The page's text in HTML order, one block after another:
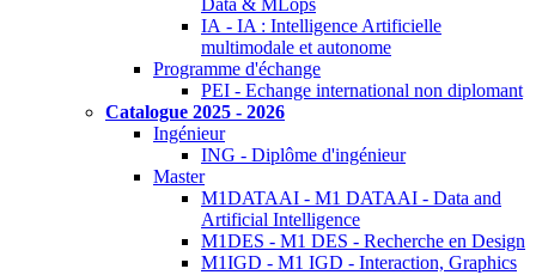
Data & MLops
IA - IA : Intelligence Artificielle
multimodale et autonome
Programme d'échange
PEI - Echange international non diplomant
Catalogue 2025 - 2026
Ingénieur
ING - Diplôme d'ingénieur
Master
M1DATAAI - M1 DATAAI - Data and
Artificial Intelligence
M1DES - M1 DES - Recherche en Design
M1IGD - M1 IGD - Interaction, Graphics